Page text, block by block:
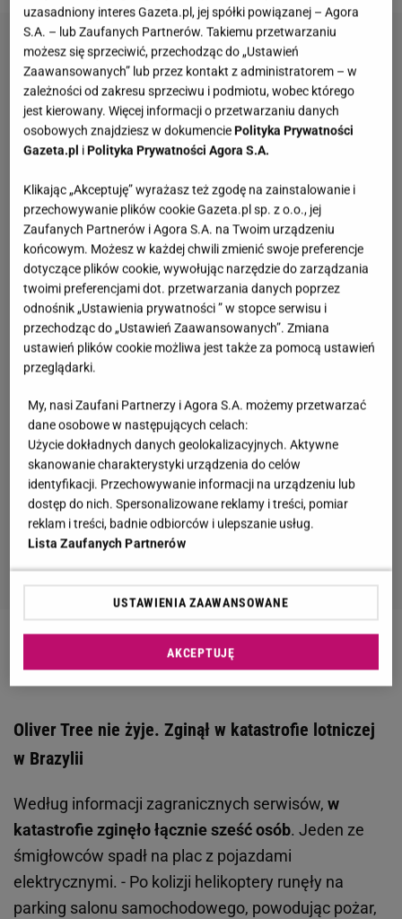
Senyszyn o śmierci męża. "Teraz jest
mi gorzej"
Oliver Tree nie żyje. Zginął w katastrofie lotniczej
w Brazylii
Według informacji zagranicznych serwisów, w
katastrofie zginęło łącznie sześć osób. Jeden ze
śmigłowców spadł na plac z pojazdami
elektrycznymi. - Po kolizji helikoptery runęły na
parking salonu samochodowego, powodując pożar,
uzasadniony interes Gazeta.pl, jej spółki powiązanej – Agora
S.A. – lub Zaufanych Partnerów. Takiemu przetwarzaniu
możesz się sprzeciwić, przechodząc do „Ustawień
Zaawansowanych” lub przez kontakt z administratorem – w
zależności od zakresu sprzeciwu i podmiotu, wobec którego
jest kierowany. Więcej informacji o przetwarzaniu danych
osobowych znajdziesz w dokumencie Polityka Prywatności
Gazeta.pl i Polityka Prywatności Agora S.A.
Klikając „Akceptuję” wyrażasz też zgodę na zainstalowanie i
przechowywanie plików cookie Gazeta.pl sp. z o.o., jej
Zaufanych Partnerów i Agora S.A. na Twoim urządzeniu
końcowym. Możesz w każdej chwili zmienić swoje preferencje
dotyczące plików cookie, wywołując narzędzie do zarządzania
twoimi preferencjami dot. przetwarzania danych poprzez
odnośnik „Ustawienia prywatności ” w stopce serwisu i
przechodząc do „Ustawień Zaawansowanych”. Zmiana
ustawień plików cookie możliwa jest także za pomocą ustawień
przeglądarki.
My, nasi Zaufani Partnerzy i Agora S.A. możemy przetwarzać
dane osobowe w następujących celach:
Użycie dokładnych danych geolokalizacyjnych. Aktywne
skanowanie charakterystyki urządzenia do celów
identyfikacji. Przechowywanie informacji na urządzeniu lub
dostęp do nich. Spersonalizowane reklamy i treści, pomiar
reklam i treści, badnie odbiorców i ulepszanie usług.
Lista Zaufanych Partnerów
USTAWIENIA ZAAWANSOWANE
AKCEPTUJĘ